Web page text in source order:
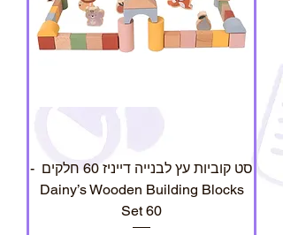
סט קוביות עץ לבנייה דייניז 60 חלקים ‏‏‏‏ -
Dainy’s Wooden Building Blocks
Set 60